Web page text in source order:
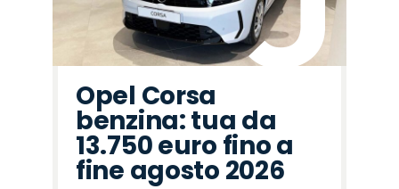
Opel Corsa
benzina: tua da
13.750 euro fino a
fine agosto 2026